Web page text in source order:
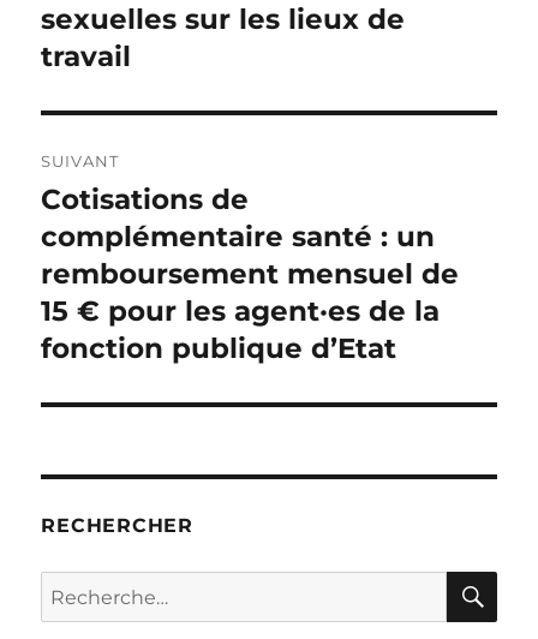
l’article
précédente :
sexuelles sur les lieux de
travail
SUIVANT
Publication
suivante :
Cotisations de
complémentaire santé : un
remboursement mensuel de
15 € pour les agent·es de la
fonction publique d’Etat
RECHERCHER
Recherche
pour :